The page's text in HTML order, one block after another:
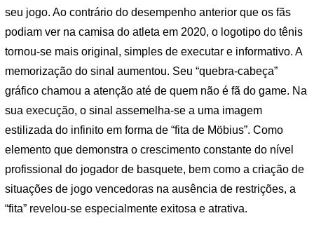
seu jogo. Ao contrário do desempenho anterior que os fãs
podiam ver na camisa do atleta em 2020, o logotipo do tênis
tornou-se mais original, simples de executar e informativo. A
memorização do sinal aumentou. Seu “quebra-cabeça”
gráfico chamou a atenção até de quem não é fã do game. Na
sua execução, o sinal assemelha-se a uma imagem
estilizada do infinito em forma de “fita de Möbius”. Como
elemento que demonstra o crescimento constante do nível
profissional do jogador de basquete, bem como a criação de
situações de jogo vencedoras na ausência de restrições, a
“fita” revelou-se especialmente exitosa e atrativa.